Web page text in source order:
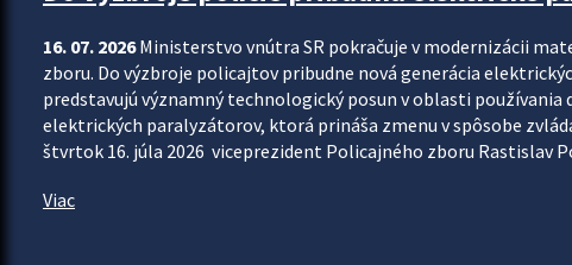
16. 07. 2026Ministerstvo vnútra SR pokračuje v modernizácii
zboru. Do výzbroje policajtov pribudne nová generácia
predstavujú významný technologický posun v oblasti používania
elektrických paralyzátorov, ktorá prináša zmenu v spôsobe
štvrtok 16. júla 2026 viceprezident Policajného zboru Rastislav
Viac